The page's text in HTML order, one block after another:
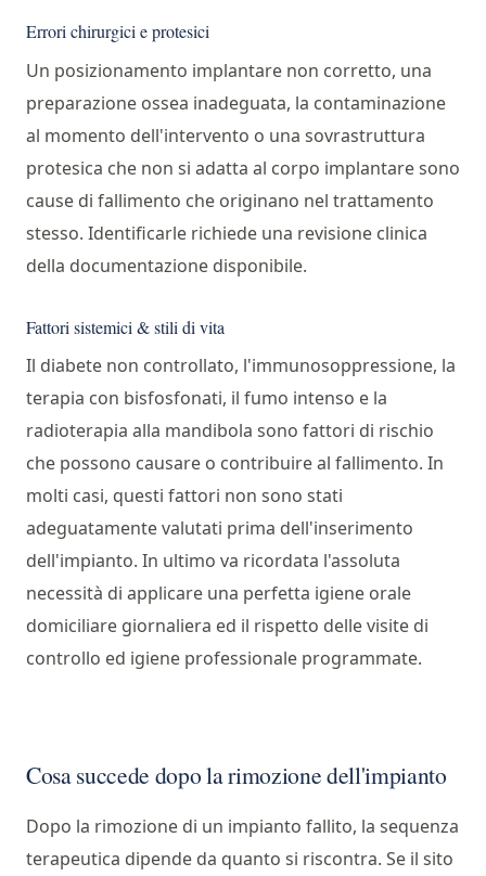
Errori chirurgici e protesici
Un posizionamento implantare non corretto, una
preparazione ossea inadeguata, la contaminazione
al momento dell'intervento o una sovrastruttura
protesica che non si adatta al corpo implantare sono
cause di fallimento che originano nel trattamento
stesso. Identificarle richiede una revisione clinica
della documentazione disponibile.
Fattori sistemici & stili di vita
Il diabete non controllato, l'immunosoppressione, la
terapia con bisfosfonati, il fumo intenso e la
radioterapia alla mandibola sono fattori di rischio
che possono causare o contribuire al fallimento. In
molti casi, questi fattori non sono stati
adeguatamente valutati prima dell'inserimento
dell'impianto. In ultimo va ricordata l'assoluta
necessità di applicare una perfetta igiene orale
domiciliare giornaliera ed il rispetto delle visite di
controllo ed igiene professionale programmate.
Cosa succede dopo la rimozione dell'impianto
Dopo la rimozione di un impianto fallito, la sequenza
terapeutica dipende da quanto si riscontra. Se il sito